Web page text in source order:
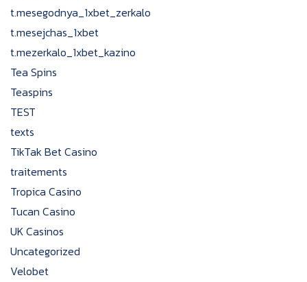
t.mesegodnya_1xbet_zerkalo
t.mesejchas_1xbet
t.mezerkalo_1xbet_kazino
Tea Spins
Teaspins
TEST
texts
TikTak Bet Casino
traitements
Tropica Casino
Tucan Casino
UK Casinos
Uncategorized
Velobet